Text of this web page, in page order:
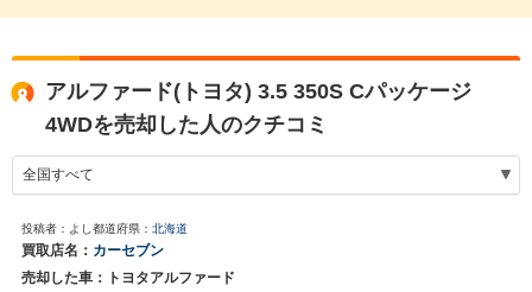
アルファード(トヨタ) 3.5 350S Cパッケージ
4WDを売却した人のクチコミ
投稿者：よし 都道府県： 北海道
買取店名： カーセブン
売却した車：トヨタアルファード